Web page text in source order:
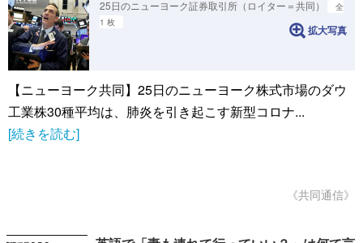
25日のニューヨーク証券取引所（ロイター＝共同）
全
1 枚
拡大写真
【ニューヨーク共同】25日のニューヨーク株式市場のダウ
工業株30種平均は、肺炎を引き起こす新型コロナ...
[続きを読む]
《共同通信》